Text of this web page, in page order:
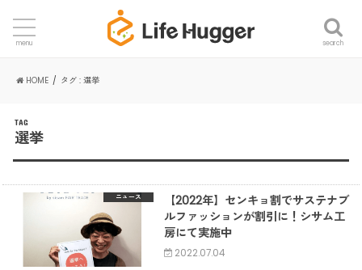
search
menu
HOME タグ : 選挙
TAG
選挙
ニュース
【2022年】センキョ割でサステナブ
ルファッションが割引に！シサム工
房にて実施中
2022.07.04